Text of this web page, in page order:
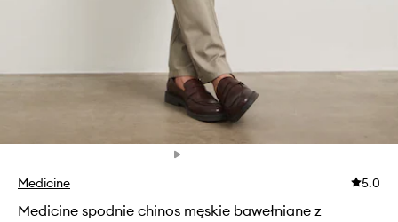
Medicine 5.0
Medicine spodnie chinos męskie bawełniane z